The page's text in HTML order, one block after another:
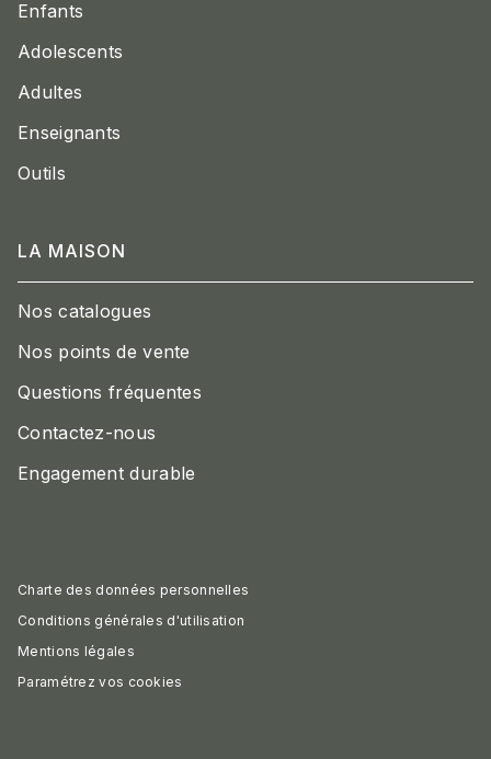
Enfants
Adolescents
Adultes
Enseignants
Outils
LA MAISON
Nos catalogues
Nos points de vente
Questions fréquentes
Contactez-nous
Engagement durable
Charte des données personnelles
Conditions générales d'utilisation
Mentions légales
Paramétrez vos cookies